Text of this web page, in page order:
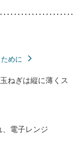
めに
ねぎは縦に薄くス
電子レンジ